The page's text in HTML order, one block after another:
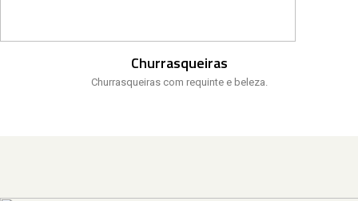
Churrasqueiras
Churrasqueiras com requinte e beleza.